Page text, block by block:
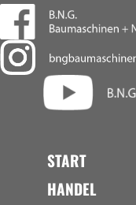
START
HANDEL